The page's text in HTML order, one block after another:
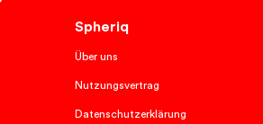
Spheriq
Über uns
Nutzungsvertrag
Datenschutzerklärung